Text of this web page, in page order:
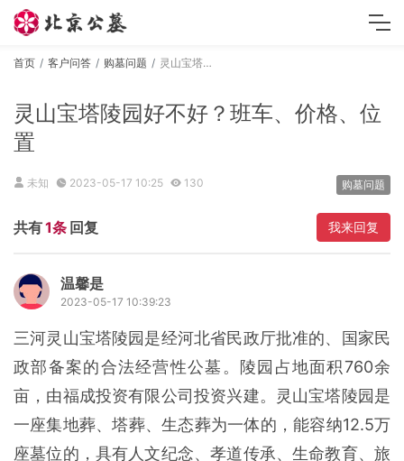
首页 客户问答 购墓问题 灵山宝塔陵园好不好？班车、价格、位置
灵山宝塔陵园好不好？班车、价格、位
置
未知 2023-05-17 10:25 130 购墓问题
共有1条 回复 我来回复
温馨是
2023-05-17 10:39:23
三河灵山宝塔陵园是经河北省民政厅批准的、国家民
政部备案的合法经营性公墓。陵园占地面积760余
亩，由福成投资有限公司投资兴建。灵山宝塔陵园是
一座集地葬、塔葬、生态葬为一体的，能容纳12.5万
座墓位的，具有人文纪念、孝道传承、生命教育、旅